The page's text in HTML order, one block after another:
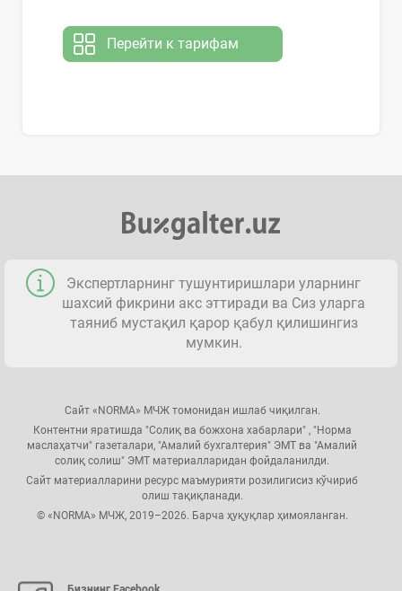
Перейти к тарифам
Экспертларнинг тушунтиришлари уларнинг
шахсий фикрини акс эттиради ва Сиз уларга
таяниб мустақил қарор қабул қилишингиз
мумкин.
Сайт «NORMA» МЧЖ томонидан ишлаб чиқилган.
Контентни яратишда "Солиқ ва божхона хабарлари" , "Норма
маслаҳатчи" газеталари, "Амалий бухгалтерия" ЭМТ ва "Амалий
солиқ солиш" ЭМТ материалларидан фойдаланилди.
Сайт материалларини ресурс маъмурияти розилигисиз кўчириб
олиш тақиқланади.
© «NORMA» МЧЖ, 2019–2026. Барча ҳуқуқлар ҳимояланган.